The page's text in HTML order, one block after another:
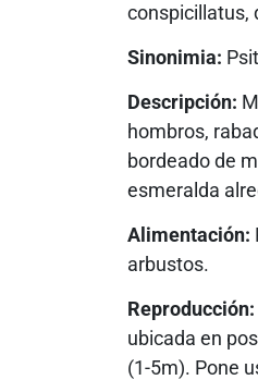
conspicillatus,
Sinonimia:
Descripción:
hombros,
bordeado de
esmeralda
Alimentación:
arbustos.
Reproducción:
ubicada en
(1-5m). Pone